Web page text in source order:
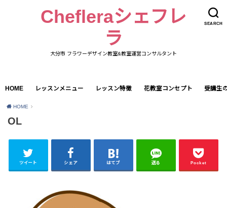
SEARCH
Chefleraシェフレ
ラ
大分市 フラワーデザイン教室&教室運営コンサルタント
HOME レッスンメニュー レッスン特徴 花教室コンセプト 受講生
HOME
OL
ツイート シェア はてブ 送る Pocket